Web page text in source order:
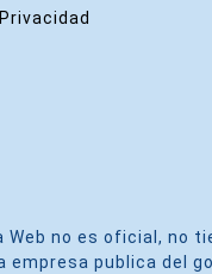
Web no es oficial, no
empresa publica del